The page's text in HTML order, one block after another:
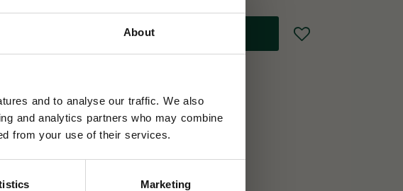
About
and to analyse our traffic. We also
and analytics partners who may combine
from your use of their services.
Marketing
Lägg till i favoriter
över 399 kr
eller inom 30 dagar
i varje beställning